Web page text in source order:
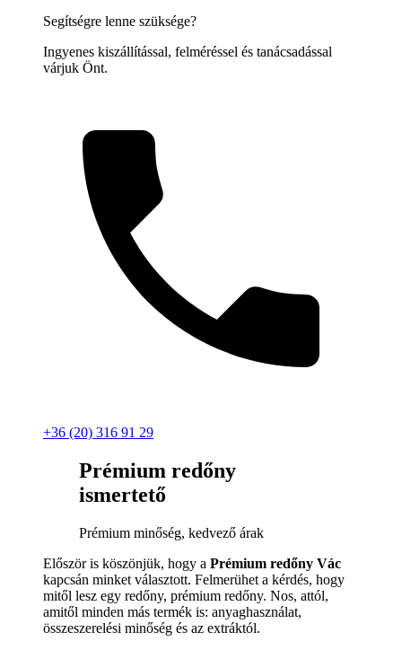
Segítségre lenne szüksége?
Ingyenes kiszállítással, felméréssel és tanácsadással
várjuk Önt.
+36 (20) 316 91 29
Prémium redőny
ismertető
Prémium minőség, kedvező árak
Először is köszönjük, hogy a Prémium redőny Vác
kapcsán minket választott. Felmerühet a kérdés, hogy
mitől lesz egy redőny, prémium redőny. Nos, attól,
amitől minden más termék is: anyaghasználat,
összeszerelési minőség és az extráktól.